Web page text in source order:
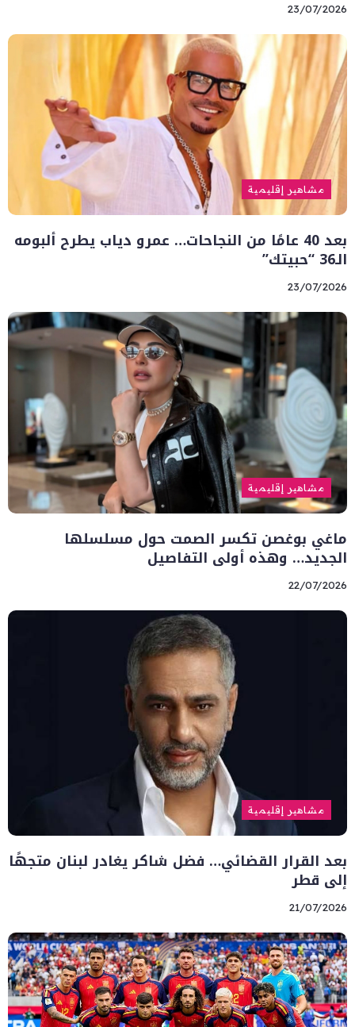
23/07/2026
مشاهير إقليمية
بعد 40 عامًا من النجاحات… عمرو دياب يطرح ألبومه
الـ36 “حبيتك”
23/07/2026
مشاهير إقليمية
ماغي بوغصن تكسر الصمت حول مسلسلها
الجديد… وهذه أولى التفاصيل
22/07/2026
مشاهير إقليمية
بعد القرار القضائي… فضل شاكر يغادر لبنان متجهًا
إلى قطر
21/07/2026